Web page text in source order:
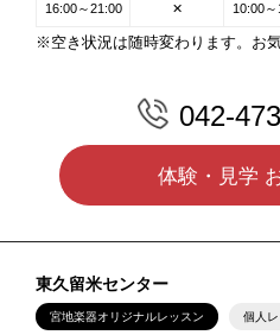
16:00～21:00 ✕ 10:00
※空き状況は随時変わります。お
042-
体験・見学
東久留米センター
宮地楽器オリジナルレッスン 個人